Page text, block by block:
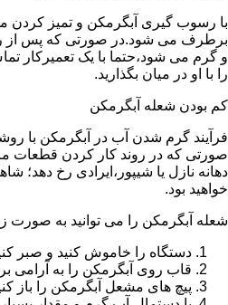
با رسوب گیری آبگرمکن و تمیز کردن
برطرف می شود.در صورتی که پس از
و گرم می شود،حتما با یک تعمیرکار
را با او در میان بگذارید.
کم بودن شعله آبگرمکن
فرآیند گرم شدن آب در آبگرمکن با
صورتی که در روند کار کردن قطعات
دهانه نازل یا شیپور،ایرادی رخ دهد؛
خواهید بود.
شعله آبگرمکن را می توانید به صورت
دستگاه را خاموش کنید و صبر
قاب روی آبگرمکن را به آرامی
پیچ های مشعل آبگرمکن را باز